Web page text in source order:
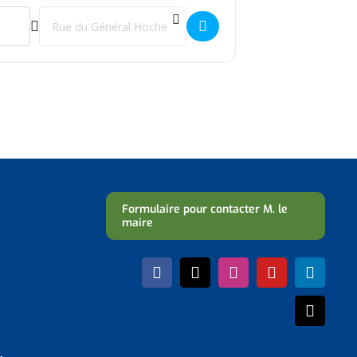
Destination Address - Permanence de Patricia Lescieux []
Formulaire pour contacter M. le
maire